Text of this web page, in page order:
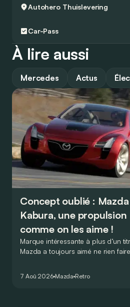
Autohero Thuislevering
Car-Pass
À lire aussi
Mercedes Actus
Concept oublié : Mazda
Kabura, une propulsion
comme on les aime !
Marque intéressante à plus d’un
Mazda a toujours aimé ne rien faire
de la plus belle des manières…
7 Aoû 2026 Mazda Retro